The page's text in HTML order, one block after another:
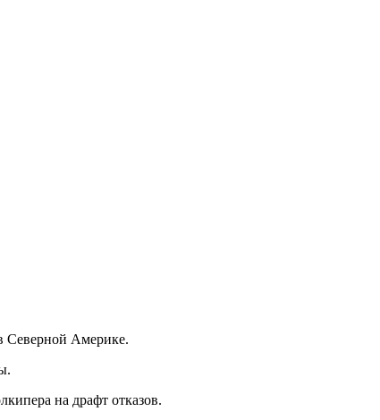
Северной Америке.
на драфт отказов.